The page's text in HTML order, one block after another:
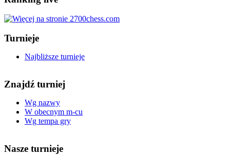
Turnieje
Najbliższe turnieje
Znajdź turniej
Wg nazwy
W obecnym m-cu
Wg tempa gry
Nasze turnieje